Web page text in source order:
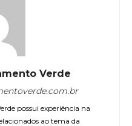
Verde
possui experiência na
ao tema da